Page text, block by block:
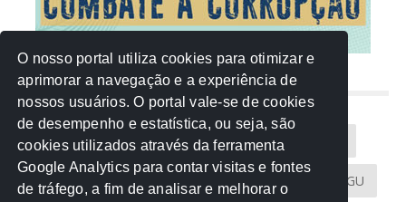
NUVEM DE TAGS
Acontece na Rede AGU AMM
Atricon Audicom CAU-MT CGU
O nosso portal utiliza cookies para otimizar e
aprimorar a navegação e a experiência de
nossos usuários. O portal vale-se de cookies
de desempenho e estatística, ou seja, são
cookies utilizados através da ferramenta
Google Analytics para contar visitas e fontes
de tráfego, a fim de analisar e melhorar o